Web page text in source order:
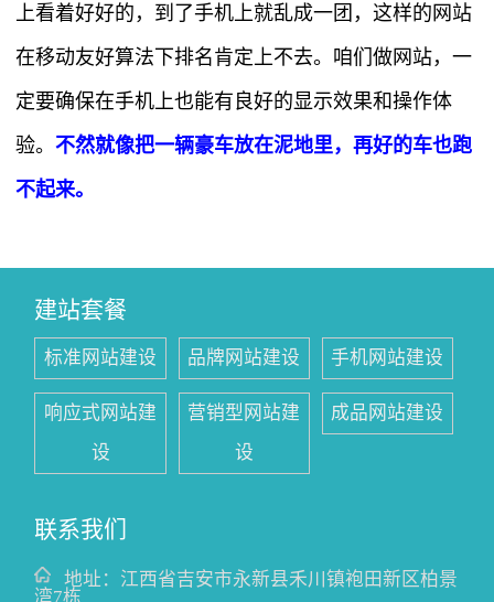
上看着好好的，到了手机上就乱成一团，这样的网站
在移动友好算法下排名肯定上不去。咱们做网站，一
定要确保在手机上也能有良好的显示效果和操作体
验。 不然就像把一辆豪车放在泥地里，再好的车也跑
不起来。
建站套餐
标准网站建设 品牌网站建设 手机网站建设
响应式网站建
设
营销型网站建
设
成品网站建设
联系我们
地址： 江西省吉安市永新县禾川镇袍田新区柏景
湾7栋